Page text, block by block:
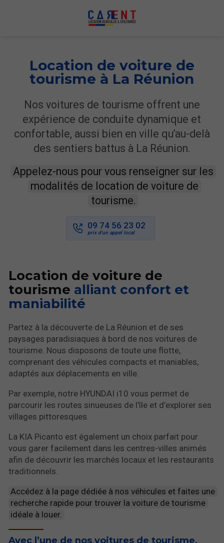
Location de voiture de
tourisme à La Réunion
Nos voitures de tourisme offrent une
expérience de conduite dynamique et
confortable, aussi bien en ville qu’au-delà
des sentiers battus à La Réunion.
Appelez-nous pour vous renseigner sur les
modalités de location de voiture de
tourisme.
09 74 56 23 02
Location de voiture de
tourisme alliant confort et
maniabilité
Partez à la découverte de La Réunion et de ses
paysages paradisiaques à bord de nos voitures de
tourisme. Nous disposons de toute une flotte,
comprenant des véhicules compacts et maniables,
adaptés aux déplacements en ville.
Par exemple, notre HYUNDAI i10 vous permet de
parcourir les routes sinueuses de l'île et d’explorer ses
villages pittoresques.
La KIA Picanto est également un choix parfait pour
vous garer facilement dans les centres-villes animés
afin de découvrir les marchés locaux et les restaurants
traditionnels.
Accédez à la page dédiée à nos véhicules et faites une
recherche rapide pour trouver la voiture de tourisme
idéale à louer.
Avec l’une de nos voitures de tourisme,